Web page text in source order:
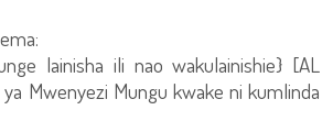
lainisha ili nao wakulainishie} [AL
ya Mwenyezi Mungu kwake ni kumlinda